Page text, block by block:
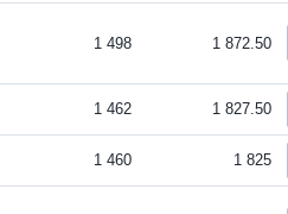
1 498 1 872.50
1 462 1 827.50
1 460 1 825